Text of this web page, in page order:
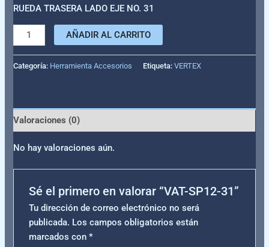
RUEDA TRASERA LADO EJE NO. 31
AÑADIR AL CARRITO
Categoría: Herramienta Accesorios Etiqueta:VERTEX
Valoraciones (0)
No hay valoraciones aún.
Sé el primero en valorar “VAT-SP12-31”
Tu dirección de correo electrónico no será
publicada. Los campos obligatorios están
marcados con *